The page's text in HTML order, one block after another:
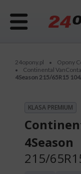
24opony.pl • Opony
• Continental
4Season 215/65R15
KLASA PREMIUM
4Season
215/